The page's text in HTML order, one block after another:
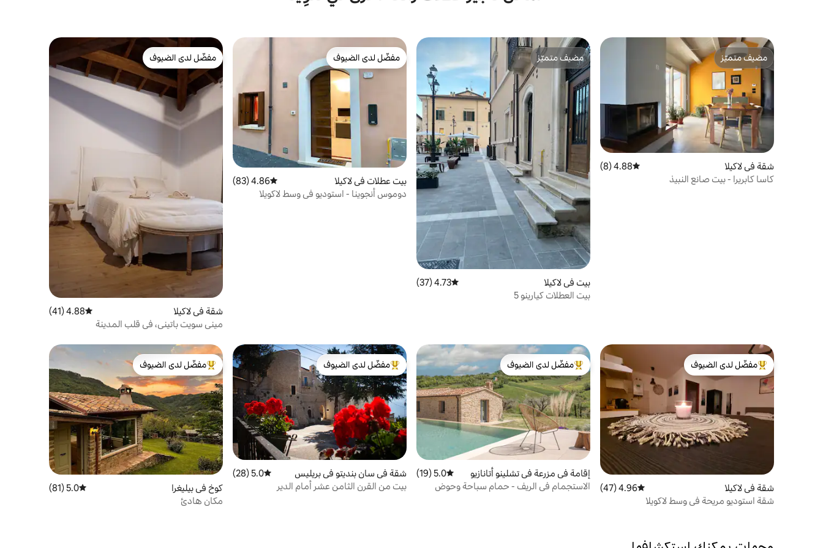
مضيف متميّز
مضيف متميّز
شقة في لاكيلا متوسط التقييم 4.88 من 5، 8 مراجعات
4.88 (8)
كاسا كابريرا - بيت صانع النبيذ
مضيف متميّز
مضيف متميّز
بيت في لاكيلا متوسط التقييم 4.73 من 5، 37 مراجعات
4.73 (37)
بيت العطلات كيارينو 5
مفضّل لدى الضيوف
مفضّل لدى الضيوف
بيت عطلات في لاكيلا متوسط التقييم 4.86 من 5، 83 مراجعات
4.86 (83)
دوموس أنجوينا - استوديو في وسط لاكويلا
مفضّل لدى الضيوف
مفضّل لدى الضيوف
شقة في لاكيلا متوسط التقييم 4.88 من 5، 41 مراجعات
4.88 (41)
ميني سويت باتيني، في قلب المدينة
من أبرز البيوت المفضّلة لدى الضيوف
مفضّل لدى الضيوف
شقة في لاكيلا متوسط التقييم 4.96 من 5، 47 مراجعات
4.96 (47)
شقة استوديو مريحة في وسط لاكويلا
من أبرز البيوت المفضّلة لدى الضيوف
مفضّل لدى الضيوف
إقامة في مزرعة في تشلينو أتانازيو متوسط التقييم 5.0 من 5، 19 مراجعات
5.0 (19)
الاستجمام في الريف - حمام سباحة وحوض
من أبرز البيوت المفضّلة لدى الضيوف
مفضّل لدى الضيوف
شقة في سان بنديتو في بريليس متوسط التقييم 5.0 من 5، 28 مراجعات
5.0 (28)
بيت من القرن الثامن عشر أمام الدير
من أبرز البيوت المفضّلة لدى الضيوف
مفضّل لدى الضيوف
كوخ في بيليغرا متوسط التقييم 5.0 من 5، 81 مراجعات
5.0 (81)
مكان هادئ